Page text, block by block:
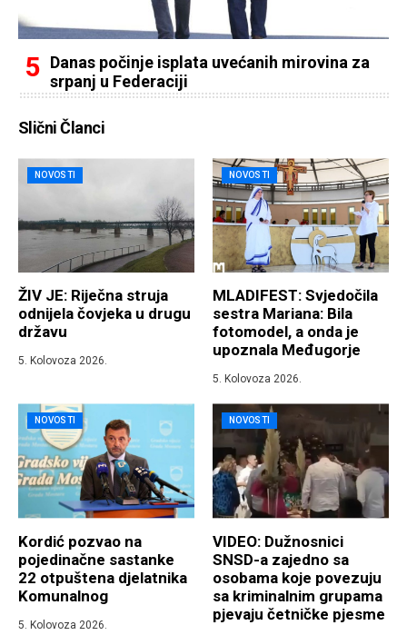
Danas počinje isplata uvećanih mirovina za
srpanj u Federaciji
Slični Članci
NOVOSTI
ŽIV JE: Riječna struja
odnijela čovjeka u drugu
državu
5. Kolovoza 2026.
NOVOSTI
MLADIFEST: Svjedočila
sestra Mariana: Bila
fotomodel, a onda je
upoznala Međugorje
5. Kolovoza 2026.
NOVOSTI
Kordić pozvao na
pojedinačne sastanke
22 otpuštena djelatnika
Komunalnog
5. Kolovoza 2026.
NOVOSTI
VIDEO: Dužnosnici
SNSD-a zajedno sa
osobama koje povezuju
sa kriminalnim grupama
pjevaju četničke pjesme